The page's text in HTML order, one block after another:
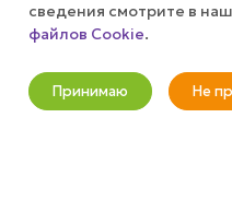
КАК СДЕЛАТЬ ЗАКАЗ?
+7
сведения смотрите в
файлов Cookie.
Принимаю Не